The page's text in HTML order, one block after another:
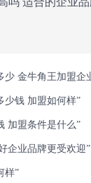
少钱 加盟如何样”
加盟条件是什么”
企业品牌更受欢迎”
样”